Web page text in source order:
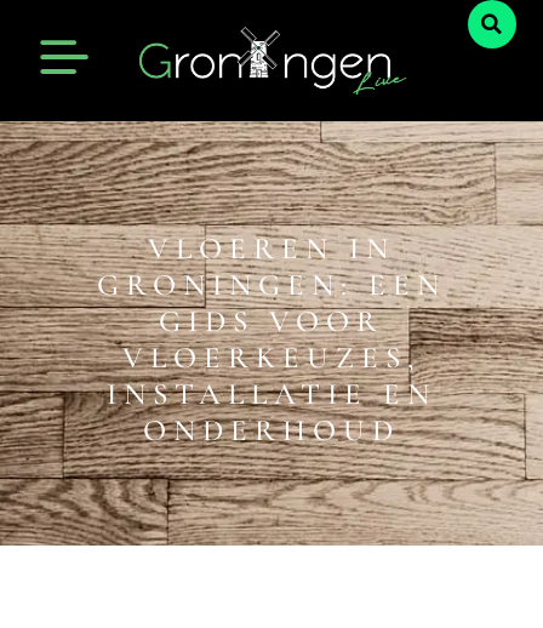
VLOEREN IN
GRONINGEN: EEN
GIDS VOOR
VLOERKEUZES,
INSTALLATIE EN
ONDERHOUD